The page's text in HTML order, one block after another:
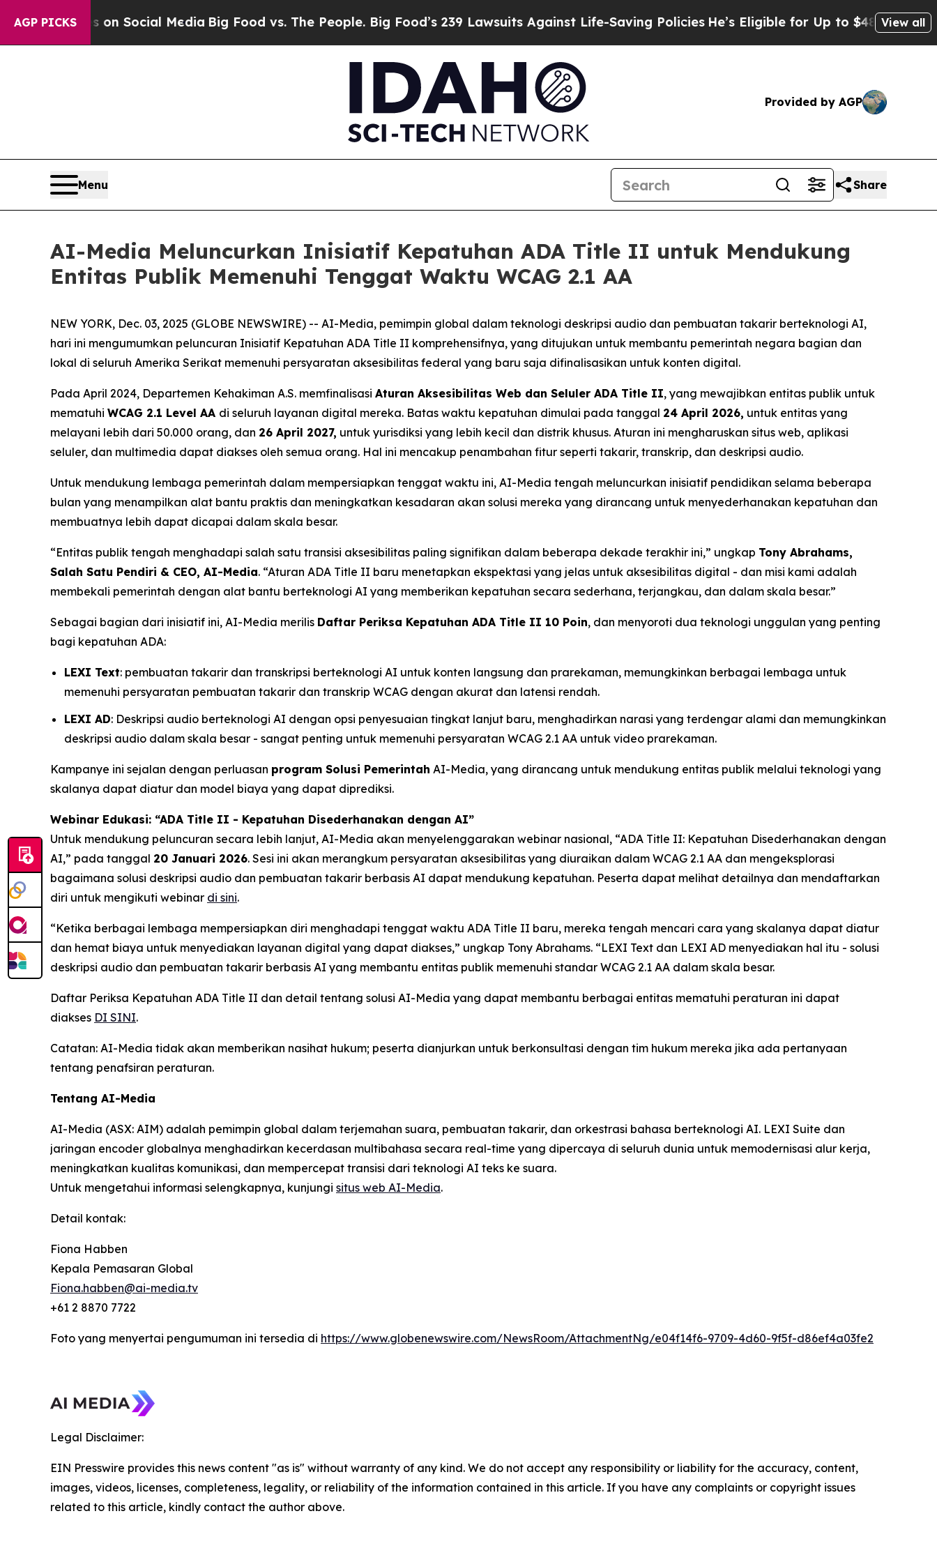
AGP PICKSon Social MediaBig Food vs. The People. Big Food’s 239 Lawsuits Against Life-Saving Policies He’s Eligible for Up to $480,000 AfterView all
Provided by AGP
Menu Share
AI-Media Meluncurkan Inisiatif Kepatuhan ADA Title II untuk Mendukung
Entitas Publik Memenuhi Tenggat Waktu WCAG 2.1 AA
NEW YORK, Dec. 03, 2025 (GLOBE NEWSWIRE) -- AI-Media, pemimpin global dalam teknologi deskripsi audio dan pembuatan takarir berteknologi AI,
hari ini mengumumkan peluncuran Inisiatif Kepatuhan ADA Title II komprehensifnya, yang ditujukan untuk membantu pemerintah negara bagian dan
lokal di seluruh Amerika Serikat memenuhi persyaratan aksesibilitas federal yang baru saja difinalisasikan untuk konten digital.
Pada April 2024, Departemen Kehakiman A.S. memfinalisasi Aturan Aksesibilitas Web dan Seluler ADA Title II, yang mewajibkan entitas publik untuk
mematuhi WCAG 2.1 Level AA di seluruh layanan digital mereka. Batas waktu kepatuhan dimulai pada tanggal 24 April 2026, untuk entitas yang
melayani lebih dari 50.000 orang, dan 26 April 2027, untuk yurisdiksi yang lebih kecil dan distrik khusus. Aturan ini mengharuskan situs web, aplikasi
seluler, dan multimedia dapat diakses oleh semua orang. Hal ini mencakup penambahan fitur seperti takarir, transkrip, dan deskripsi audio.
Untuk mendukung lembaga pemerintah dalam mempersiapkan tenggat waktu ini, AI-Media tengah meluncurkan inisiatif pendidikan selama beberapa
bulan yang menampilkan alat bantu praktis dan meningkatkan kesadaran akan solusi mereka yang dirancang untuk menyederhanakan kepatuhan dan
membuatnya lebih dapat dicapai dalam skala besar.
“Entitas publik tengah menghadapi salah satu transisi aksesibilitas paling signifikan dalam beberapa dekade terakhir ini,” ungkap Tony Abrahams,
Salah Satu Pendiri & CEO, AI-Media. “Aturan ADA Title II baru menetapkan ekspektasi yang jelas untuk aksesibilitas digital - dan misi kami adalah
membekali pemerintah dengan alat bantu berteknologi AI yang memberikan kepatuhan secara sederhana, terjangkau, dan dalam skala besar.”
Sebagai bagian dari inisiatif ini, AI-Media merilis Daftar Periksa Kepatuhan ADA Title II 10 Poin, dan menyoroti dua teknologi unggulan yang penting
bagi kepatuhan ADA:
LEXI Text: pembuatan takarir dan transkripsi berteknologi AI untuk konten langsung dan prarekaman, memungkinkan berbagai lembaga untuk
memenuhi persyaratan pembuatan takarir dan transkrip WCAG dengan akurat dan latensi rendah.
LEXI AD: Deskripsi audio berteknologi AI dengan opsi penyesuaian tingkat lanjut baru, menghadirkan narasi yang terdengar alami dan memungkinkan
deskripsi audio dalam skala besar - sangat penting untuk memenuhi persyaratan WCAG 2.1 AA untuk video prarekaman.
Kampanye ini sejalan dengan perluasan program Solusi Pemerintah AI-Media, yang dirancang untuk mendukung entitas publik melalui teknologi yang
skalanya dapat diatur dan model biaya yang dapat diprediksi.
Webinar Edukasi: “ADA Title II - Kepatuhan Disederhanakan dengan AI”
Untuk mendukung peluncuran secara lebih lanjut, AI-Media akan menyelenggarakan webinar nasional, “ADA Title II: Kepatuhan Disederhanakan dengan
AI,” pada tanggal 20 Januari 2026. Sesi ini akan merangkum persyaratan aksesibilitas yang diuraikan dalam WCAG 2.1 AA dan mengeksplorasi
bagaimana solusi deskripsi audio dan pembuatan takarir berbasis AI dapat mendukung kepatuhan. Peserta dapat melihat detailnya dan mendaftarkan
diri untuk mengikuti webinar di sini.
“Ketika berbagai lembaga mempersiapkan diri menghadapi tenggat waktu ADA Title II baru, mereka tengah mencari cara yang skalanya dapat diatur
dan hemat biaya untuk menyediakan layanan digital yang dapat diakses,” ungkap Tony Abrahams. “LEXI Text dan LEXI AD menyediakan hal itu - solusi
deskripsi audio dan pembuatan takarir berbasis AI yang membantu entitas publik memenuhi standar WCAG 2.1 AA dalam skala besar.
Daftar Periksa Kepatuhan ADA Title II dan detail tentang solusi AI-Media yang dapat membantu berbagai entitas mematuhi peraturan ini dapat
diakses DI SINI.
Catatan: AI-Media tidak akan memberikan nasihat hukum; peserta dianjurkan untuk berkonsultasi dengan tim hukum mereka jika ada pertanyaan
tentang penafsiran peraturan.
Tentang AI-Media
AI-Media (ASX: AIM) adalah pemimpin global dalam terjemahan suara, pembuatan takarir, dan orkestrasi bahasa berteknologi AI. LEXI Suite dan
jaringan encoder globalnya menghadirkan kecerdasan multibahasa secara real-time yang dipercaya di seluruh dunia untuk memodernisasi alur kerja,
meningkatkan kualitas komunikasi, dan mempercepat transisi dari teknologi AI teks ke suara.
Untuk mengetahui informasi selengkapnya, kunjungi situs web AI-Media.
Detail kontak:
Fiona Habben
Kepala Pemasaran Global
Fiona.habben@ai-media.tv
+61 2 8870 7722
Foto yang menyertai pengumuman ini tersedia di https://www.globenewswire.com/NewsRoom/AttachmentNg/e04f14f6-9709-4d60-9f5f-d86ef4a03fe2
Legal Disclaimer:
EIN Presswire provides this news content "as is" without warranty of any kind. We do not accept any responsibility or liability for the accuracy, content,
images, videos, licenses, completeness, legality, or reliability of the information contained in this article. If you have any complaints or copyright issues
related to this article, kindly contact the author above.